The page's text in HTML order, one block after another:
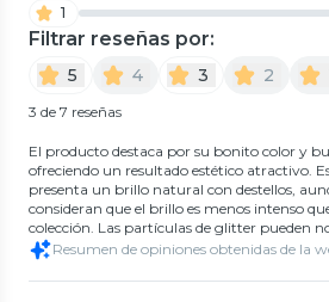
1
Filtrar reseñas por:
5 4 3 2
3 de 7 reseñas
El producto destaca por su bonito color y
ofreciendo un resultado estético atractivo.
presenta un brillo natural con destellos,
consideran que el brillo es menos intenso
colección. Las partículas de glitter pueden
Resumen de opiniones obtenidas de la